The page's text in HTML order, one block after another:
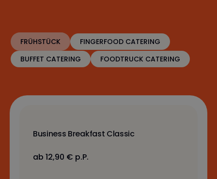
FRÜHSTÜCK
FINGERFOOD CATERING
BUFFET CATERING
FOODTRUCK CATERING
Business Breakfast Classic
ab 12,90 € p.P.